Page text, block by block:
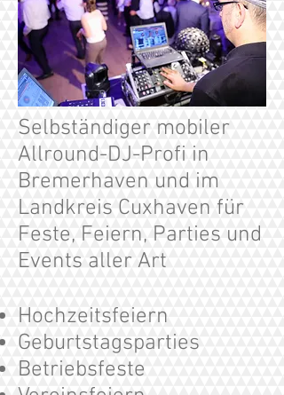
Selbständiger mobiler
Allround-DJ-Profi in
Bremerhaven und im
Landkreis Cuxhaven für
Feste, Feiern, Parties und
Events aller Art
Hochzeitsfeiern
Geburtstagsparties
Betriebsfeste